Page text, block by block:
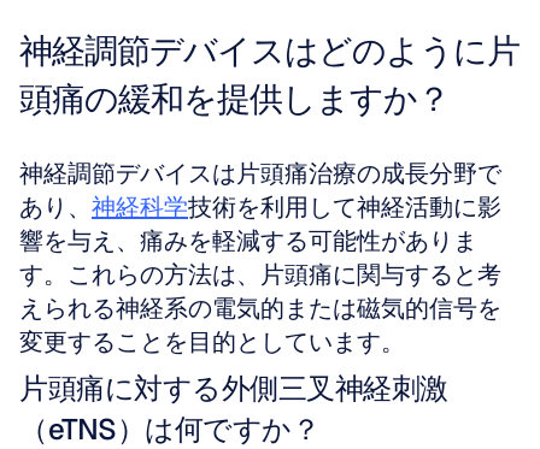
神経調節デバイスはどのように片
頭痛の緩和を提供しますか？
神経調節デバイスは片頭痛治療の成長分野で
あり、 神経科学技術を利用して神経活動に影
響を与え、痛みを軽減する可能性がありま
す。これらの方法は、片頭痛に関与すると考
えられる神経系の電気的または磁気的信号を
変更することを目的としています。
片頭痛に対する外側三叉神経刺激
（eTNS）は何ですか？